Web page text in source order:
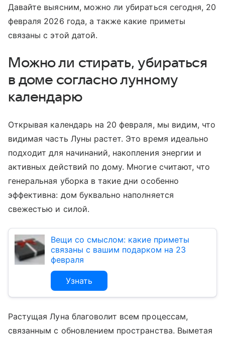
Давайте выясним, можно ли убираться сегодня, 20
февраля 2026 года, а также какие приметы
связаны с этой датой.
Можно ли стирать, убираться
в доме согласно лунному
календарю
Открывая календарь на 20 февраля, мы видим, что
видимая часть Луны растет. Это время идеально
подходит для начинаний, накопления энергии и
активных действий по дому. Многие считают, что
генеральная уборка в такие дни особенно
эффективна: дом буквально наполняется
свежестью и силой.
Вещи со смыслом: какие приметы
связаны с вашим подарком на 23
февраля
Узнать
Растущая Луна благоволит всем процессам,
связанным с обновлением пространства. Выметая